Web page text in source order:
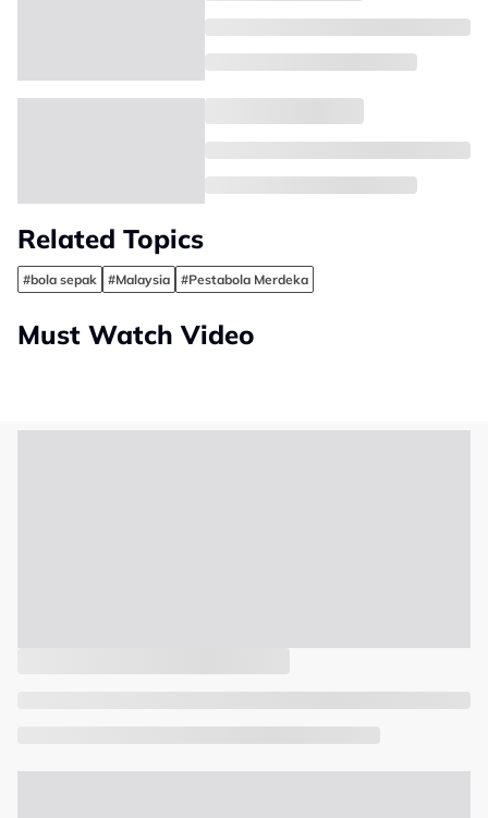
Related Topics
#bola sepak #Malaysia #Pestabola Merdeka
Must Watch Video